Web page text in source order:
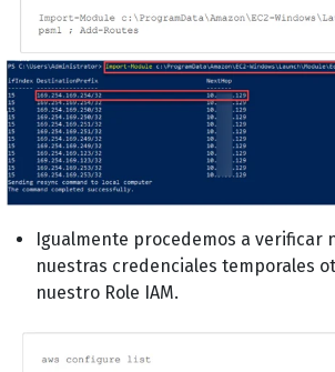
Igualmente procedemos a verificar
nuestras credenciales temporales
nuestro Role IAM.